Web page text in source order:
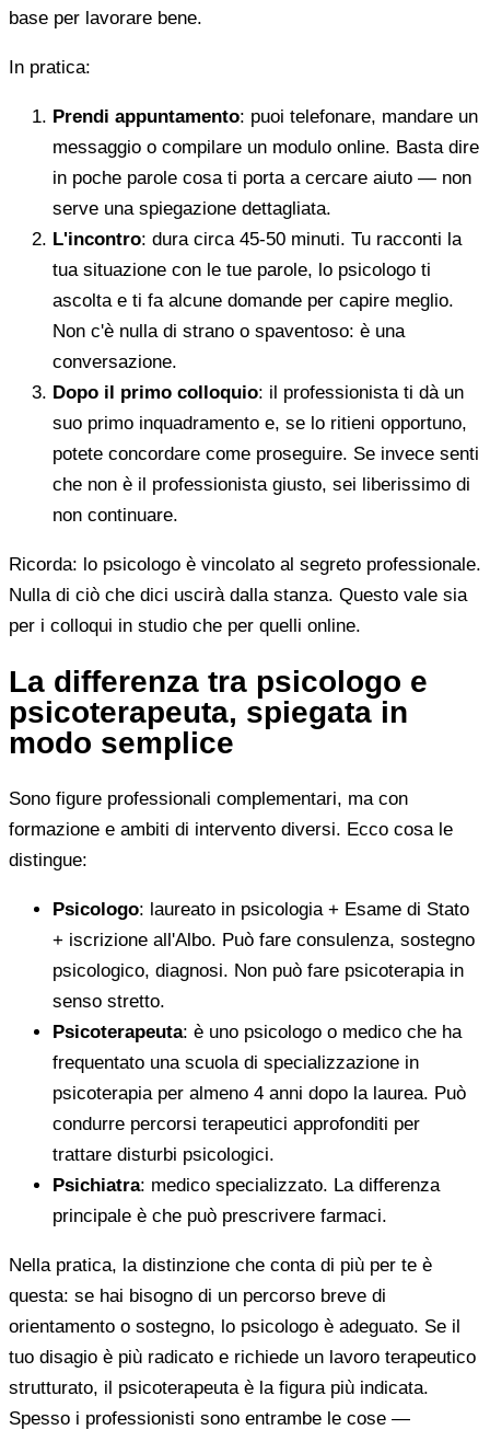
base per lavorare bene.
In pratica:
Prendi appuntamento: puoi telefonare, mandare un
messaggio o compilare un modulo online. Basta dire
in poche parole cosa ti porta a cercare aiuto — non
serve una spiegazione dettagliata.
L'incontro: dura circa 45-50 minuti. Tu racconti la
tua situazione con le tue parole, lo psicologo ti
ascolta e ti fa alcune domande per capire meglio.
Non c'è nulla di strano o spaventoso: è una
conversazione.
Dopo il primo colloquio: il professionista ti dà un
suo primo inquadramento e, se lo ritieni opportuno,
potete concordare come proseguire. Se invece senti
che non è il professionista giusto, sei liberissimo di
non continuare.
Ricorda: lo psicologo è vincolato al segreto professionale.
Nulla di ciò che dici uscirà dalla stanza. Questo vale sia
per i colloqui in studio che per quelli online.
La differenza tra psicologo e
psicoterapeuta, spiegata in
modo semplice
Sono figure professionali complementari, ma con
formazione e ambiti di intervento diversi. Ecco cosa le
distingue:
Psicologo: laureato in psicologia + Esame di Stato
+ iscrizione all'Albo. Può fare consulenza, sostegno
psicologico, diagnosi. Non può fare psicoterapia in
senso stretto.
Psicoterapeuta: è uno psicologo o medico che ha
frequentato una scuola di specializzazione in
psicoterapia per almeno 4 anni dopo la laurea. Può
condurre percorsi terapeutici approfonditi per
trattare disturbi psicologici.
Psichiatra: medico specializzato. La differenza
principale è che può prescrivere farmaci.
Nella pratica, la distinzione che conta di più per te è
questa: se hai bisogno di un percorso breve di
orientamento o sostegno, lo psicologo è adeguato. Se il
tuo disagio è più radicato e richiede un lavoro terapeutico
strutturato, il psicoterapeuta è la figura più indicata.
Spesso i professionisti sono entrambe le cose —